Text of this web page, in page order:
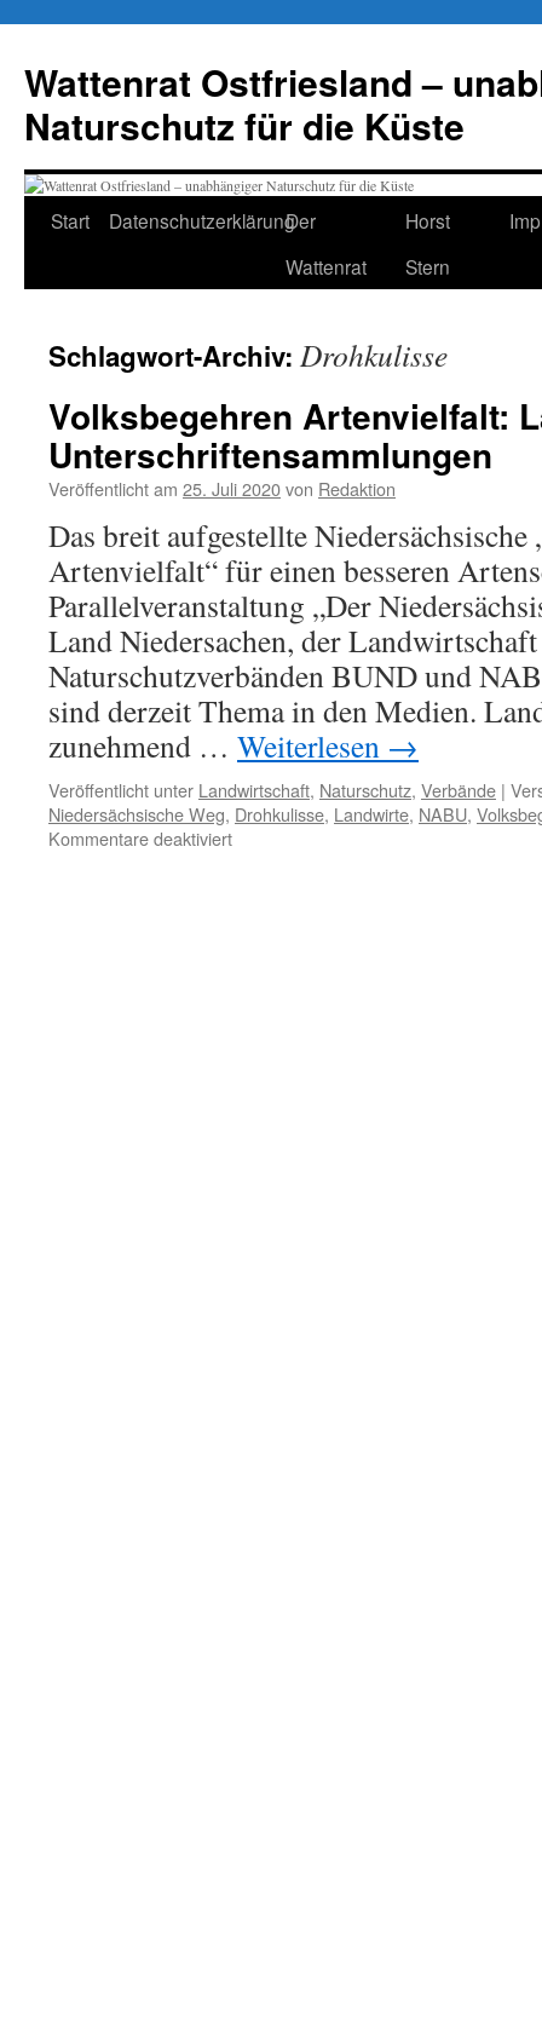
springen
Wattenrat Ostfriesland –
Naturschutz für die Küste
Start DatenschutzerklärungDer
Wattenrat
Horst
Stern
Schlagwort-Archiv: Drohkulisse
Volksbegehren Artenvielfalt:
Unterschriftensammlungen
Veröffentlicht am 25. Juli 2020von Redaktion
Das breit aufgestellte Niedersächsische
Artenvielfalt“ für einen besseren
Parallelveranstaltung „Der
Land Niedersachen, der
Naturschutzverbänden BUND und
sind derzeit Thema in den Medien.
zunehmend … Weiterlesen →
Veröffentlicht unter Landwirtschaft, Naturschutz, Verbände |
Niedersächsische Weg, Drohkulisse, Landwirte, NABU,
Kommentare deaktiviertfür